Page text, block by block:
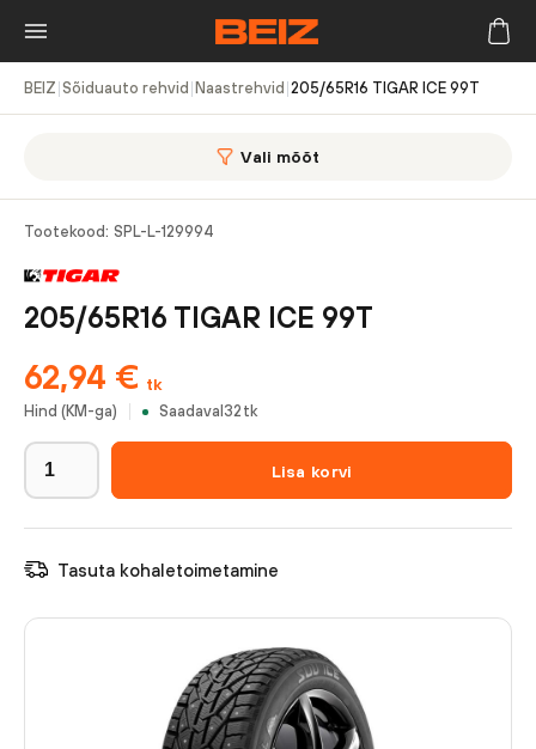
BEIZ Sõiduauto rehvid Naastrehvid 205/65R16 TIGAR ICE 99T
Vali mõõt
Tootekood: SPL-L-129994
205/65R16 TIGAR ICE 99T
62,94 € tk
Hind (KM-ga) Saadaval 32 tk
Lisa korvi
Tasuta kohaletoimetamine